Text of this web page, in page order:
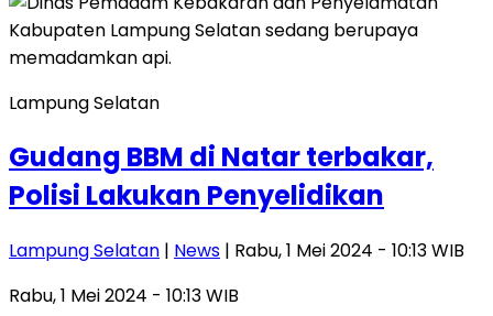
Lampung Selatan
Gudang BBM di Natar terbakar,
Polisi Lakukan Penyelidikan
Lampung Selatan | News | Rabu, 1 Mei 2024 - 10:13 WIB
Rabu, 1 Mei 2024 - 10:13 WIB